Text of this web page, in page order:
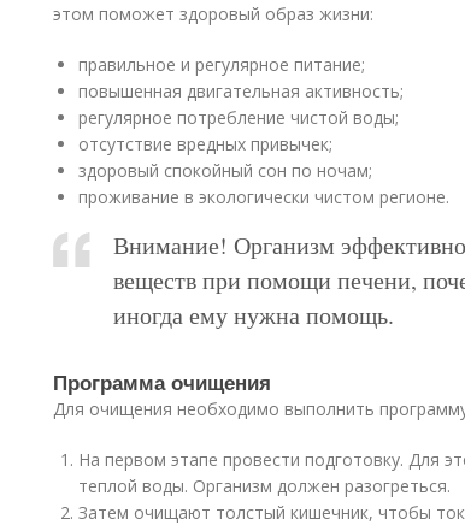
этом поможет здоровый образ жизни:
правильное и регулярное питание;
повышенная двигательная активность;
регулярное потребление чистой воды;
отсутствие вредных привычек;
здоровый спокойный сон по ночам;
проживание в экологически чистом регионе.
Внимание! Организм
веществ при помощи печени,
иногда ему нужна помощь.
Программа очищения
Для очищения необходимо выполнить
На первом этапе провести подготовку. Для
теплой воды. Организм должен разогреться.
Затем очищают толстый кишечник, чтобы